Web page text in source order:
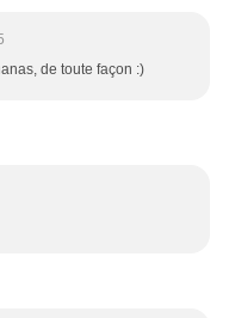
de toute façon :)